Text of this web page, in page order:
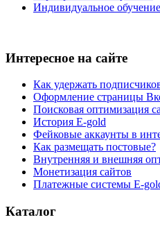
Индивидуальное обучение
Интересное на сайте
Как удержать
Оформление страницы
Поисковая оптимизация
История E-gold
Фейковые аккаунты в
Как размещать постовые?
Внутренняя и внешняя
Монетизация сайтов
Платежные системы E-
Каталог